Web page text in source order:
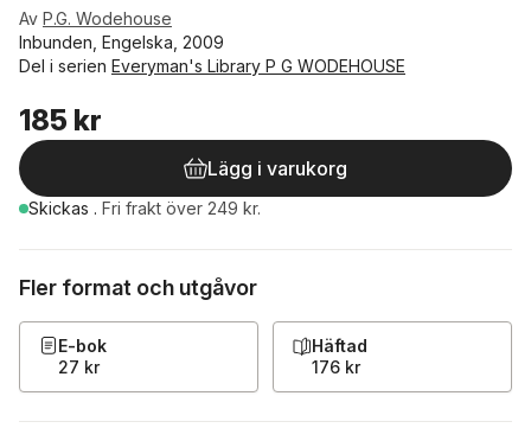
Av P.G. Wodehouse
Inbunden, Engelska, 2009
Del i serien Everyman's Library P G WODEHOUSE
185 kr
Lägg i varukorg
Skickas . Fri frakt över 249 kr.
Fler format och utgåvor
E-bok
27 kr
Häftad
176 kr